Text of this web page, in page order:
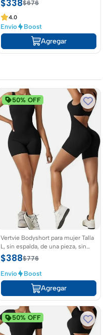
$338$676
4.0
Envío Boost
Agregar
50% OFF
Vertvie Bodyshort para mujer Talla
L, sin espalda, de una pieza, sin
mangas, control de abdomen
$388$776
Envío Boost
Agregar
50% OFF